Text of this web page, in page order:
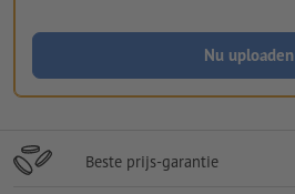
Nu uploaden
Beste prijs-garantie